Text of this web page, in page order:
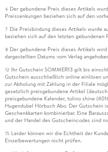
6 Der gebundene Preis dieses Artikels
Preissenkungen beziehen sich auf den
7 Die Preisbindung dieses Artikels wurde
beziehen sich auf den letzten gebundenen
8 Der gebundene Preis dieses Artikels
dargestellten Datums vom Verlag
12 Ihr Gutschein SOMMER13 gilt bis
Gutschein ausschließlich online einlösen
zur Abholung mit Zahlung in der Filiale
gesetzlich preisgebundene Artikel
preisgebundene Kalender, tolino shine
Hugendubel Hörbuch Abo. Der Gutschein
Geschenkkarten kombinierbar. Eine
und der Handel des Gutscheincodes sind
15 Leider können wir die Echtheit der
Einzelbewertungen nicht prüfen.